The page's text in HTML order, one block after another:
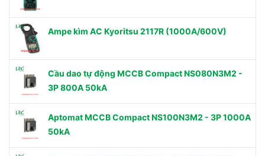
Ampe kìm AC Kyoritsu 2117R (1000A/600V)
Cầu dao tự động MCCB Compact NS080N3M2 -
3P 800A 50kA
Aptomat MCCB Compact NS100N3M2 - 3P 1000A
50kA